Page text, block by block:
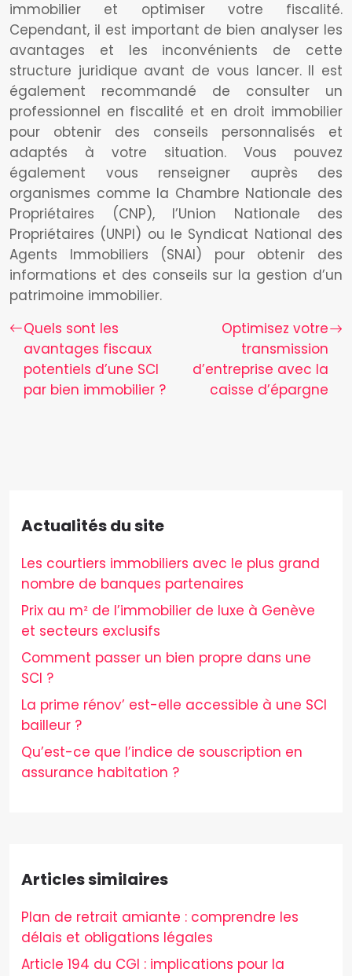
immobilier et optimiser votre fiscalité.
Cependant, il est important de bien analyser les
avantages et les inconvénients de cette
structure juridique avant de vous lancer. Il est
également recommandé de consulter un
professionnel en fiscalité et en droit immobilier
pour obtenir des conseils personnalisés et
adaptés à votre situation. Vous pouvez
également vous renseigner auprès des
organismes comme la Chambre Nationale des
Propriétaires (CNP), l’Union Nationale des
Propriétaires (UNPI) ou le Syndicat National des
Agents Immobiliers (SNAI) pour obtenir des
informations et des conseils sur la gestion d’un
patrimoine immobilier.
Quels sont les
avantages fiscaux
potentiels d’une SCI
par bien immobilier ?
Optimisez votre
transmission
d’entreprise avec la
caisse d’épargne
Actualités du site
Les courtiers immobiliers avec le plus grand
nombre de banques partenaires
Prix au m² de l’immobilier de luxe à Genève
et secteurs exclusifs
Comment passer un bien propre dans une
SCI ?
La prime rénov’ est-elle accessible à une SCI
bailleur ?
Qu’est-ce que l’indice de souscription en
assurance habitation ?
Articles similaires
Plan de retrait amiante : comprendre les
délais et obligations légales
Article 194 du CGI : implications pour la